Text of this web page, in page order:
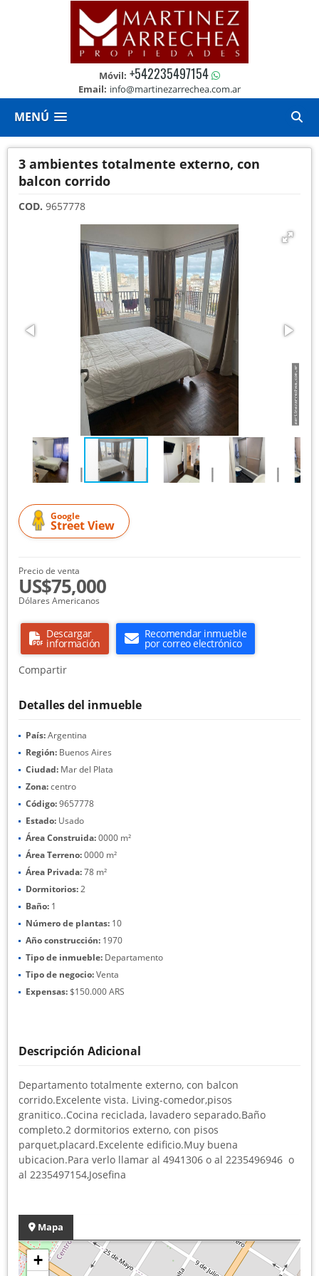
Móvil: +542235497154
Email: info@martinezarrechea.com.ar
MENÚ
3 ambientes totalmente externo, con
balcon corrido
COD. 9657778
Google
Street View
Precio de venta
US$75,000
Dólares Americanos
Descargar
información
Recomendar inmueble
por correo electrónico
Compartir
Detalles del inmueble
País:Argentina
Región: Buenos Aires
Ciudad: Mar del Plata
Zona:centro
Código:9657778
Estado: Usado
Área Construida:0000 m²
Área Terreno:0000 m²
Área Privada:78 m²
Dormitorios:2
Baño: 1
Número de plantas: 10
Año construcción: 1970
Tipo de inmueble: Departamento
Tipo de negocio:Venta
Expensas:$150.000 ARS
Descripción Adicional
Departamento totalmente externo, con balcon
corrido.Excelente vista. Living-comedor,pisos
granitico..Cocina reciclada, lavadero separado.Baño
completo.2 dormitorios externo, con pisos
parquet,placard.Excelente edificio.Muy buena
ubicacion.Para verlo llamar al 4941306 o al 2235496946 o
al 2235497154,Josefina
Mapa
+